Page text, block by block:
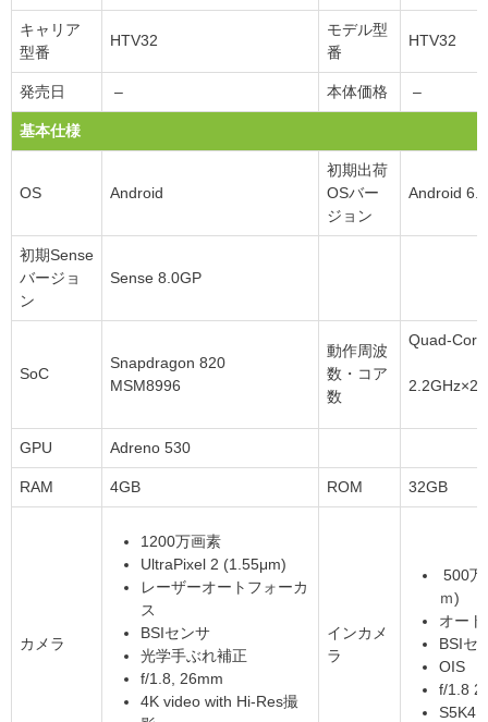
キャリア
型番
HTV32
モデル型
番
HTV32
発売日 – 本体価格 –
基本仕様
OS Android
初期出荷
OSバー
ジョン
Android
初期Sense
バージョ
ン
Sense 8.0GP
SoC
Snapdragon 820
MSM8996
動作周波
数・コア
数
Quad-
2.2GHz×2
GPU Adreno 530
RAM 4GB ROM 32GB
カメラ
1200万画素
UltraPixel 2 (1.55μm)
レーザーオートフォーカ
ス
BSIセンサ
光学手ぶれ補正
f/1.8, 26mm
4K video with Hi-Res撮
インカメ
ラ
500
ｍ)
オー
BSIセ
OIS
f/1.8